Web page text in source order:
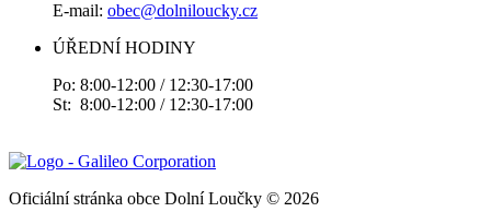
E-mail: obec@dolniloucky.cz
ÚŘEDNÍ HODINY
Po: 8:00-12:00 / 12:30-17:00
St: 8:00-12:00 / 12:30-17:00
Oficiální stránka obce Dolní Loučky © 2026